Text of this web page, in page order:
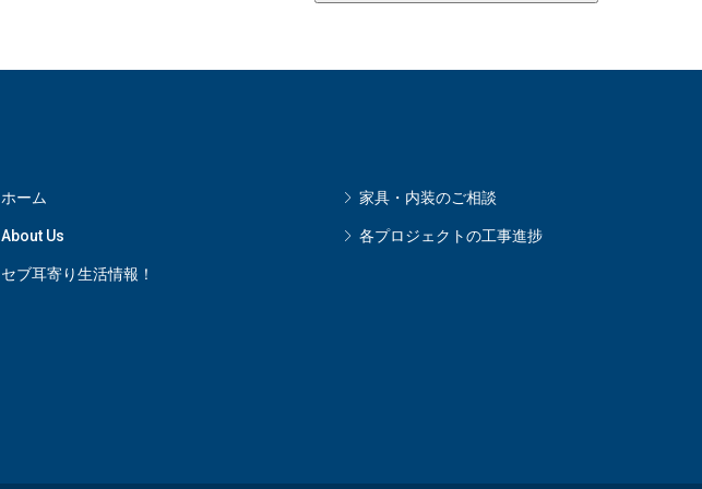
ホーム
About Us
セブ耳寄り生活情報！
家具・内装のご相談
各プロジェクトの工事進捗